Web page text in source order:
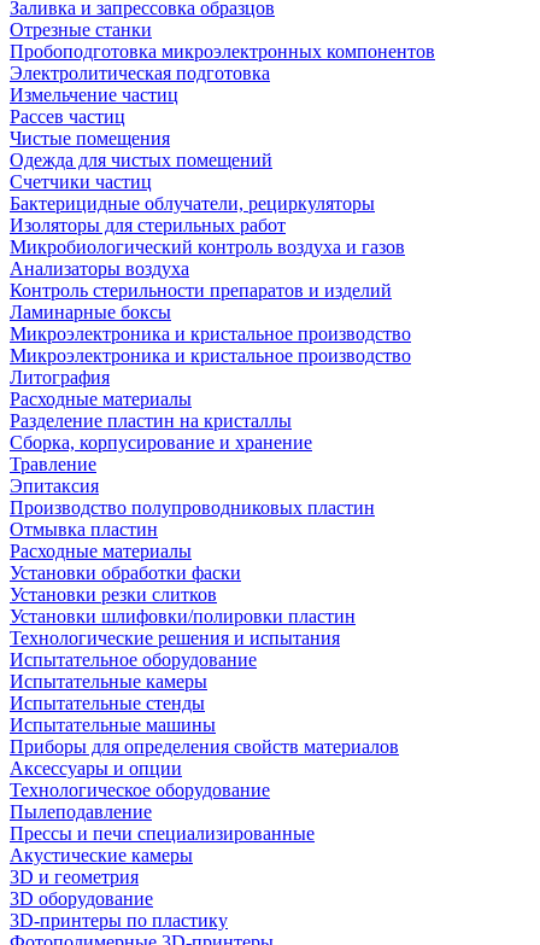
Заливка и запрессовка образцов
Отрезные станки
Пробоподготовка микроэлектронных компонентов
Электролитическая подготовка
Измельчение частиц
Рассев частиц
Чистые помещения
Одежда для чистых помещений
Счетчики частиц
Бактерицидные облучатели, рециркуляторы
Изоляторы для стерильных работ
Микробиологический контроль воздуха и газов
Анализаторы воздуха
Контроль стерильности препаратов и изделий
Ламинарные боксы
Микроэлектроника и кристальное производство
Микроэлектроника и кристальное производство
Литография
Расходные материалы
Разделение пластин на кристаллы
Сборка, корпусирование и хранение
Травление
Эпитаксия
Производство полупроводниковых пластин
Отмывка пластин
Расходные материалы
Установки обработки фаски
Установки резки слитков
Установки шлифовки/полировки пластин
Технологические решения и испытания
Испытательное оборудование
Испытательные камеры
Испытательные стенды
Испытательные машины
Приборы для определения свойств материалов
Аксессуары и опции
Технологическое оборудование
Пылеподавление
Прессы и печи специализированные
Акустические камеры
3D и геометрия
3D оборудование
3D-принтеры по пластику